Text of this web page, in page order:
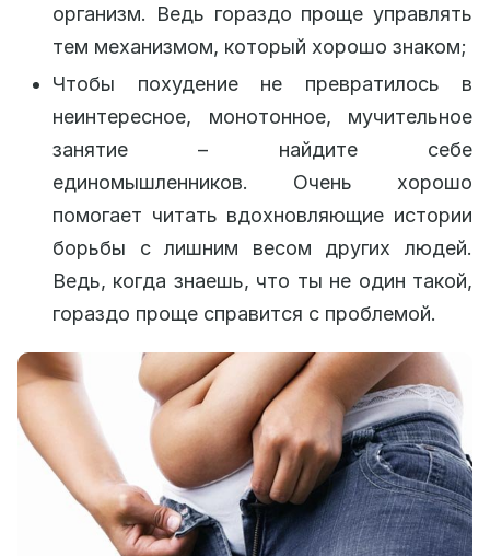
организм. Ведь гораздо проще управлять
тем механизмом, который хорошо знаком;
Чтобы похудение не превратилось в
неинтересное, монотонное, мучительное
занятие – найдите себе
единомышленников. Очень хорошо
помогает читать вдохновляющие истории
борьбы с лишним весом других людей.
Ведь, когда знаешь, что ты не один такой,
гораздо проще справится с проблемой.